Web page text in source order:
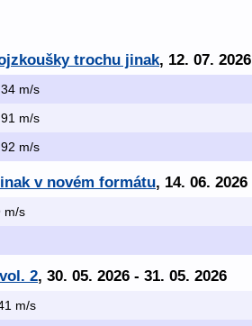
trochu jinak, 12. 07. 2026
m/s
m/s
m/s
v novém formátu, 14. 06. 2026
m/s
2, 30. 05. 2026 - 31. 05. 2026
m/s